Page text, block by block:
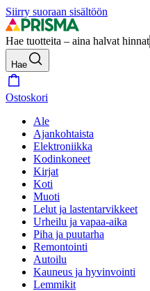
Siirry suoraan sisältöön
Hae tuotteita – aina halvat hinnat
Hae
Ostoskori
Ale
Ajankohtaista
Elektroniikka
Kodinkoneet
Kirjat
Koti
Muoti
Lelut ja lastentarvikkeet
Urheilu ja vapaa-aika
Piha ja puutarha
Remontointi
Autoilu
Kauneus ja hyvinvointi
Lemmikit